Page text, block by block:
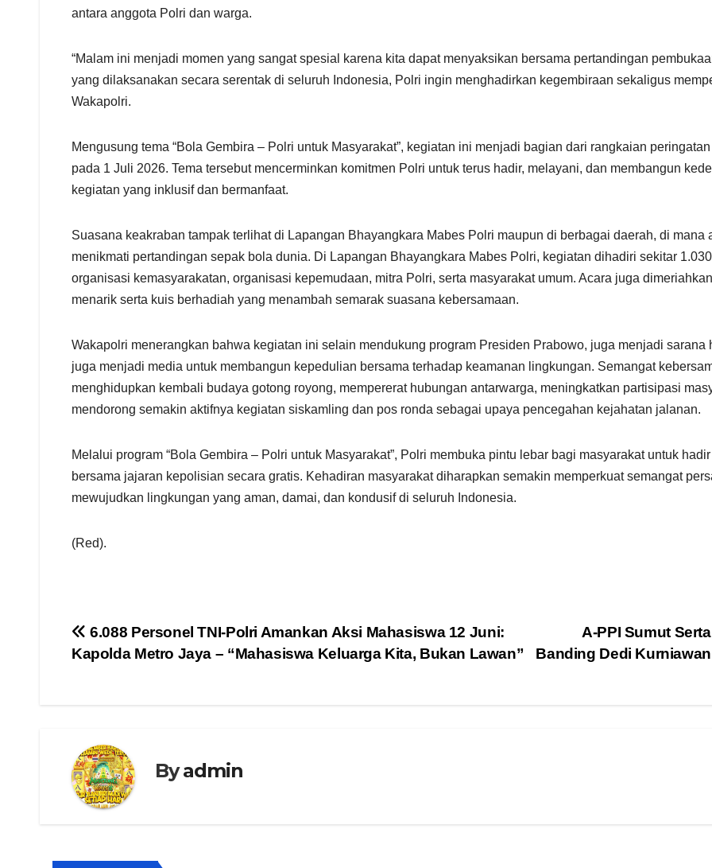
antara anggota Polri dan warga.
“Malam ini menjadi momen yang sangat spesial karena kita dapat menyaksikan bersama pertandingan
yang dilaksanakan secara serentak di seluruh Indonesia, Polri ingin menghadirkan kegembiraan sekaligus
Wakapolri.
Mengusung tema “Bola Gembira – Polri untuk Masyarakat”, kegiatan ini menjadi bagian dari rangkaian
pada 1 Juli 2026. Tema tersebut mencerminkan komitmen Polri untuk terus hadir, melayani, dan membangun
kegiatan yang inklusif dan bermanfaat.
Suasana keakraban tampak terlihat di Lapangan Bhayangkara Mabes Polri maupun di berbagai daerah, di
menikmati pertandingan sepak bola dunia. Di Lapangan Bhayangkara Mabes Polri, kegiatan dihadiri sekitar
organisasi kemasyarakatan, organisasi kepemudaan, mitra Polri, serta masyarakat umum. Acara juga
menarik serta kuis berhadiah yang menambah semarak suasana kebersamaan.
Wakapolri menerangkan bahwa kegiatan ini selain mendukung program Presiden Prabowo, juga menjadi
juga menjadi media untuk membangun kepedulian bersama terhadap keamanan lingkungan. Semangat
menghidupkan kembali budaya gotong royong, mempererat hubungan antarwarga, meningkatkan partisipasi
mendorong semakin aktifnya kegiatan siskamling dan pos ronda sebagai upaya pencegahan kejahatan jalanan.
Melalui program “Bola Gembira – Polri untuk Masyarakat”, Polri membuka pintu lebar bagi masyarakat untuk
bersama jajaran kepolisian secara gratis. Kehadiran masyarakat diharapkan semakin memperkuat semangat
mewujudkan lingkungan yang aman, damai, dan kondusif di seluruh Indonesia.
(Red).
Navigasi
pos
A-PPI Sumut
Banding Dedi
6.088 Personel TNI-Polri Amankan Aksi Mahasiswa 12 Juni:
Kapolda Metro Jaya – “Mahasiswa Keluarga Kita, Bukan Lawan”
Byadmin